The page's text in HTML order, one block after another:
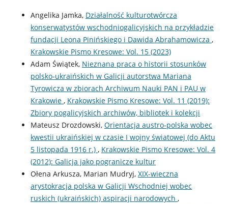
Angelika Jamka, Działalność kulturotwórcza
konserwatystów wschodniogalicyjskich na przykładzie
fundacji Leona Pinińskiego i Dawida Abrahamowicza ,
Krakowskie Pismo Kresowe: Vol. 15 (2023)
Adam Świątek, Nieznana praca o historii stosunków
polsko-ukraińskich w Galicji autorstwa Mariana
Tyrowicza w zbiorach Archiwum Nauki PAN i PAU w
Krakowie , Krakowskie Pismo Kresowe: Vol. 11 (2019):
Zbiory pogalicyjskich archiwów, bibliotek i kolekcji
Mateusz Drozdowski, Orientacja austro-polska wobec
kwestii ukraińskiej w czasie I wojny światowej (do Aktu
5 listopada 1916 r.) , Krakowskie Pismo Kresowe: Vol. 4
(2012): Galicja jako pogranicze kultur
Ołena Arkusza, Marian Mudryj, XIX-wieczna
arystokracja polska w Galicji Wschodniej wobec
ruskich (ukraińskich) aspiracji narodowych ,